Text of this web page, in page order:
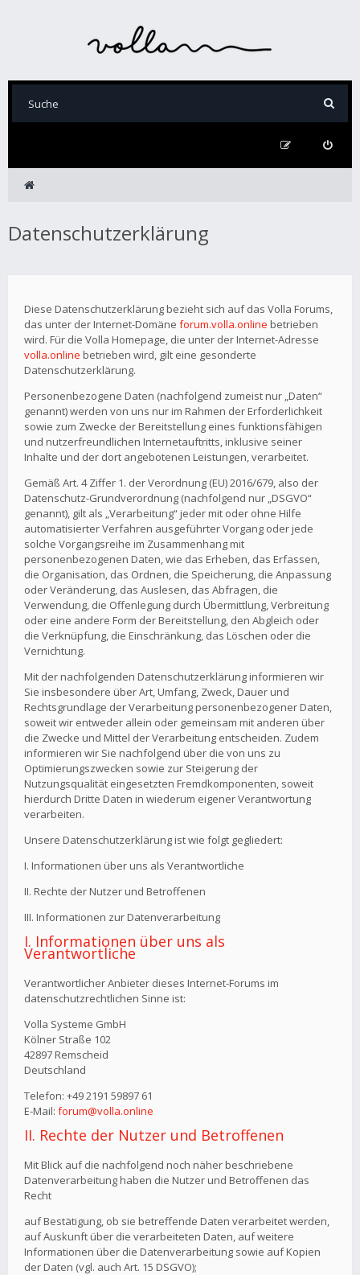
Datenschutzerklärung
Diese Datenschutzerklärung bezieht sich auf das Volla Forums,
das unter der Internet-Domäne forum.volla.online betrieben
wird. Für die Volla Homepage, die unter der Internet-Adresse
volla.online betrieben wird, gilt eine gesonderte
Datenschutzerklärung.
Personenbezogene Daten (nachfolgend zumeist nur „Daten“
genannt) werden von uns nur im Rahmen der Erforderlichkeit
sowie zum Zwecke der Bereitstellung eines funktionsfähigen
und nutzerfreundlichen Internetauftritts, inklusive seiner
Inhalte und der dort angebotenen Leistungen, verarbeitet.
Gemäß Art. 4 Ziffer 1. der Verordnung (EU) 2016/679, also der
Datenschutz-Grundverordnung (nachfolgend nur „DSGVO“
genannt), gilt als „Verarbeitung“ jeder mit oder ohne Hilfe
automatisierter Verfahren ausgeführter Vorgang oder jede
solche Vorgangsreihe im Zusammenhang mit
personenbezogenen Daten, wie das Erheben, das Erfassen,
die Organisation, das Ordnen, die Speicherung, die Anpassung
oder Veränderung, das Auslesen, das Abfragen, die
Verwendung, die Offenlegung durch Übermittlung, Verbreitung
oder eine andere Form der Bereitstellung, den Abgleich oder
die Verknüpfung, die Einschränkung, das Löschen oder die
Vernichtung.
Mit der nachfolgenden Datenschutzerklärung informieren wir
Sie insbesondere über Art, Umfang, Zweck, Dauer und
Rechtsgrundlage der Verarbeitung personenbezogener Daten,
soweit wir entweder allein oder gemeinsam mit anderen über
die Zwecke und Mittel der Verarbeitung entscheiden. Zudem
informieren wir Sie nachfolgend über die von uns zu
Optimierungszwecken sowie zur Steigerung der
Nutzungsqualität eingesetzten Fremdkomponenten, soweit
hierdurch Dritte Daten in wiederum eigener Verantwortung
verarbeiten.
Unsere Datenschutzerklärung ist wie folgt gegliedert:
I. Informationen über uns als Verantwortliche
II. Rechte der Nutzer und Betroffenen
III. Informationen zur Datenverarbeitung
I. Informationen über uns als
Verantwortliche
Verantwortlicher Anbieter dieses Internet-Forums im
datenschutzrechtlichen Sinne ist:
Volla Systeme GmbH
Kölner Straße 102
42897 Remscheid
Deutschland
Telefon: +49 2191 59897 61
E-Mail: forum@volla.online
II. Rechte der Nutzer und Betroffenen
Mit Blick auf die nachfolgend noch näher beschriebene
Datenverarbeitung haben die Nutzer und Betroffenen das
Recht
auf Bestätigung, ob sie betreffende Daten verarbeitet werden,
auf Auskunft über die verarbeiteten Daten, auf weitere
Informationen über die Datenverarbeitung sowie auf Kopien
der Daten (vgl. auch Art. 15 DSGVO);